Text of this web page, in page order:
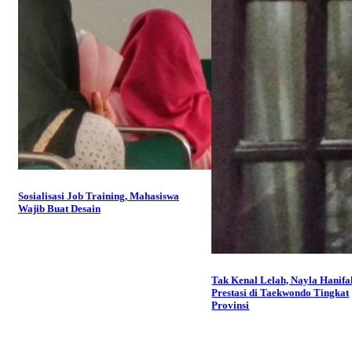
Sosialisasi Job Training, Mahasiswa
Wajib Buat Desain
Tak Kenal Lelah, Nayla
Prestasi di Taekwondo Tingkat
Provinsi